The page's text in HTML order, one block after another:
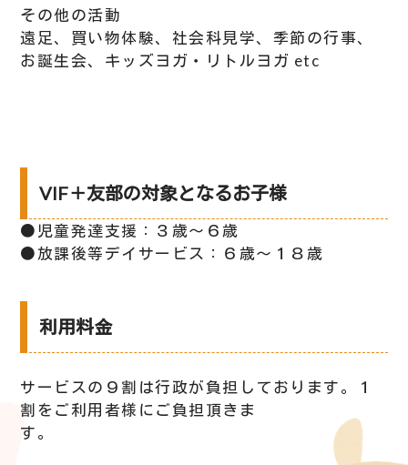
その他の活動
遠足、買い物体験、社会科見学、季節の行事、
お誕生会、キッズヨガ・リトルヨガ etc
VIF＋友部の対象となるお子様
●児童発達支援：３歳～６歳
●放課後等デイサービス：６歳～１８歳
利用料金
サービスの９割は行政が負担しております。１
割をご利用者様にご負担頂きま
す。